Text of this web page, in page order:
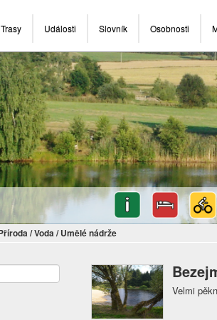
Trasy Události Slovník Osobnosti
/Voda/ Umělé nádrže
Velmi